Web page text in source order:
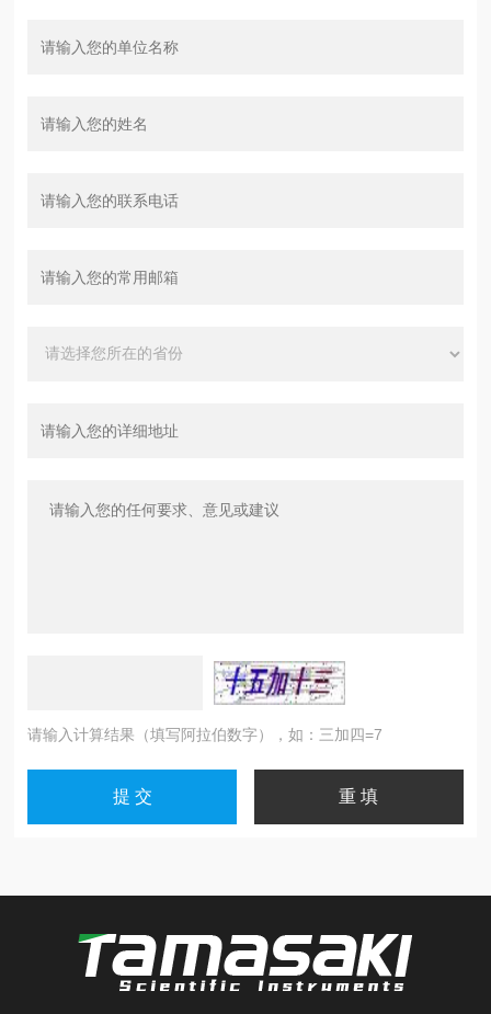
请输入计算结果（填写阿拉伯数字），如：三加四=7